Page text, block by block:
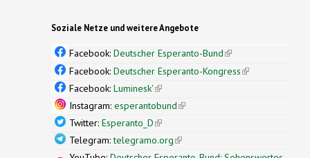
Soziale Netze und weitere Angebote
Facebook: Deutscher Esperanto-Bund(link is
external)
Facebook: Deutscher Esperanto-Kongress(link is
Facebook: Luminesk'(link is external)
Instagram: esperantobund(link is external)
Twitter: Esperanto_D(link is external)
Telegram:telegramo.org(link is external)